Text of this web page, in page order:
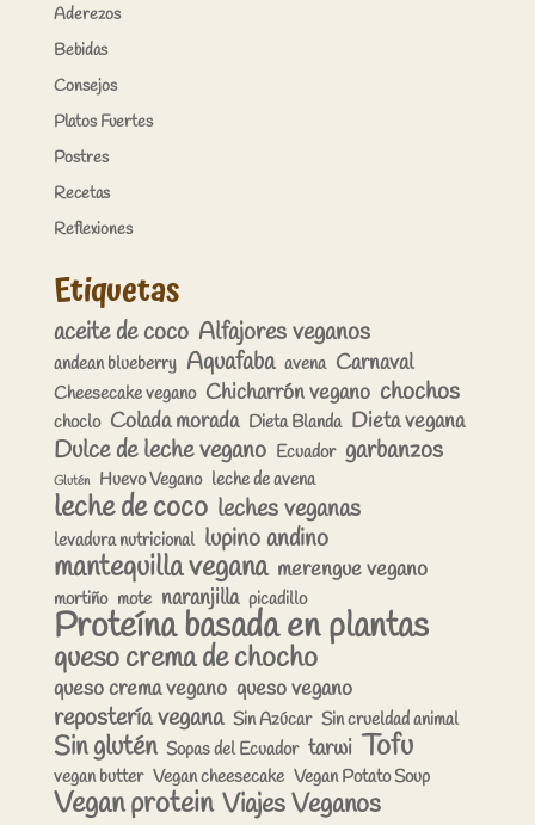
Aderezos
Bebidas
Consejos
Platos Fuertes
Postres
Recetas
Reflexiones
Etiquetas
aceite de coco Alfajores veganos
andean blueberry Aquafaba avena Carnaval
Cheesecake vegano Chicharrón vegano chochos
choclo Colada morada Dieta Blanda Dieta vegana
Dulce de leche vegano Ecuador garbanzos
Glutén Huevo Vegano leche de avena
leche de coco leches veganas
levadura nutricional lupino andino
mantequilla vegana merengue vegano
mortiño mote naranjilla picadillo
Proteína basada en plantas
queso crema de chocho
queso crema vegano queso vegano
repostería vegana Sin Azúcar Sin crueldad animal
Sin glutén Sopas del Ecuador tarwi Tofu
vegan butter Vegan cheesecake Vegan Potato Soup
Vegan protein Viajes Veganos